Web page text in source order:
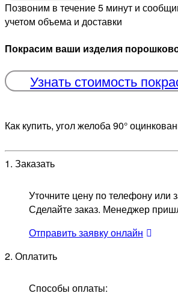
Позвоним в течение 5 минут и
учетом объема и доставки
Покрасим ваши изделия
Узнать стоимость
Как купить, угол желоба 90°
1. Заказать
Уточните цену по телефону или
Сделайте заказ. Менеджер
Отправить заявку онлайн
2. Оплатить
Способы оплаты: